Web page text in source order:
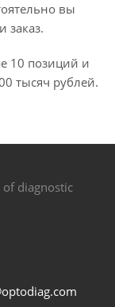
вы
заказ.
10 позиций и
тысяч рублей.
diagnostic